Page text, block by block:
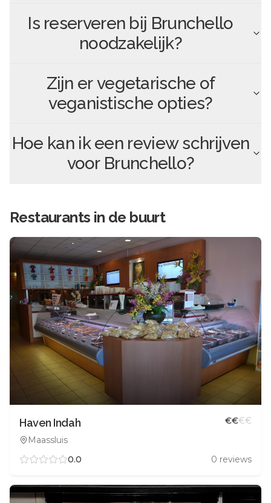
Is reserveren bij Brunchello
noodzakelijk?
Zijn er vegetarische of
veganistische opties?
Hoe kan ik een review schrijven
voor Brunchello?
Restaurants in de buurt
Haven Indah
Maassluis
€€€€
0.0 0 reviews